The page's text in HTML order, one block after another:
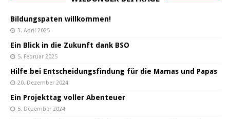
Bildungspaten willkommen!
3. April 2025
Ein Blick in die Zukunft dank BSO
5. Februar 2025
Hilfe bei Entscheidungsfindung für die Mamas und Papas
20. Dezember 2024
Ein Projekttag voller Abenteuer
5. Dezember 2024